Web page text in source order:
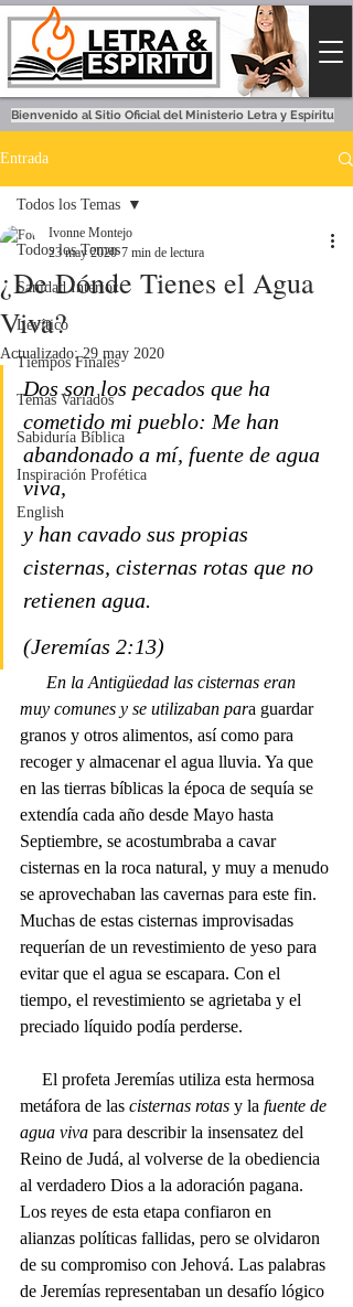
Bienvenido al Sitio Oficial del Ministerio Letra y Espíritu
Entrada
Todos los Temas
Sanidad Interior
Levítico
Tiempos Finales
Temas Variados
Sabiduría Bíblica
Inspiración Profética
English
Todos los Temas
¿De Dónde Tienes el Agua
Viva?
Ivonne Montejo
23 may 2020 7 min de lectura
Actualizado:29 may 2020
Dos son los pecados que ha
cometido mi pueblo: Me han
abandonado a mí, fuente de agua
viva,
y han cavado sus propias
cisternas, cisternas rotas que no
retienen agua.
(Jeremías 2:13)
muy comunes y se utilizaban para guardar
granos y otros alimentos, así como para
recoger y almacenar el agua lluvia. Ya que
en las tierras bíblicas la época de sequía se
extendía cada año desde Mayo hasta
Septiembre, se acostumbraba a cavar
cisternas en la roca natural, y muy a menudo
se aprovechaban las cavernas para este fin.
Muchas de estas cisternas improvisadas
requerían de un revestimiento de yeso para
evitar que el agua se escapara. Con el
tiempo, el revestimiento se agrietaba y el
preciado líquido podía perderse.
metáfora de las cisternas rotas y la fuente de
agua viva para describir la insensatez del
Reino de Judá, al volverse de la obediencia
al verdadero Dios a la adoración pagana.
Los reyes de esta etapa confiaron en
alianzas políticas fallidas, pero se olvidaron
de su compromiso con Jehová. Las palabras
de Jeremías representaban un desafío lógico